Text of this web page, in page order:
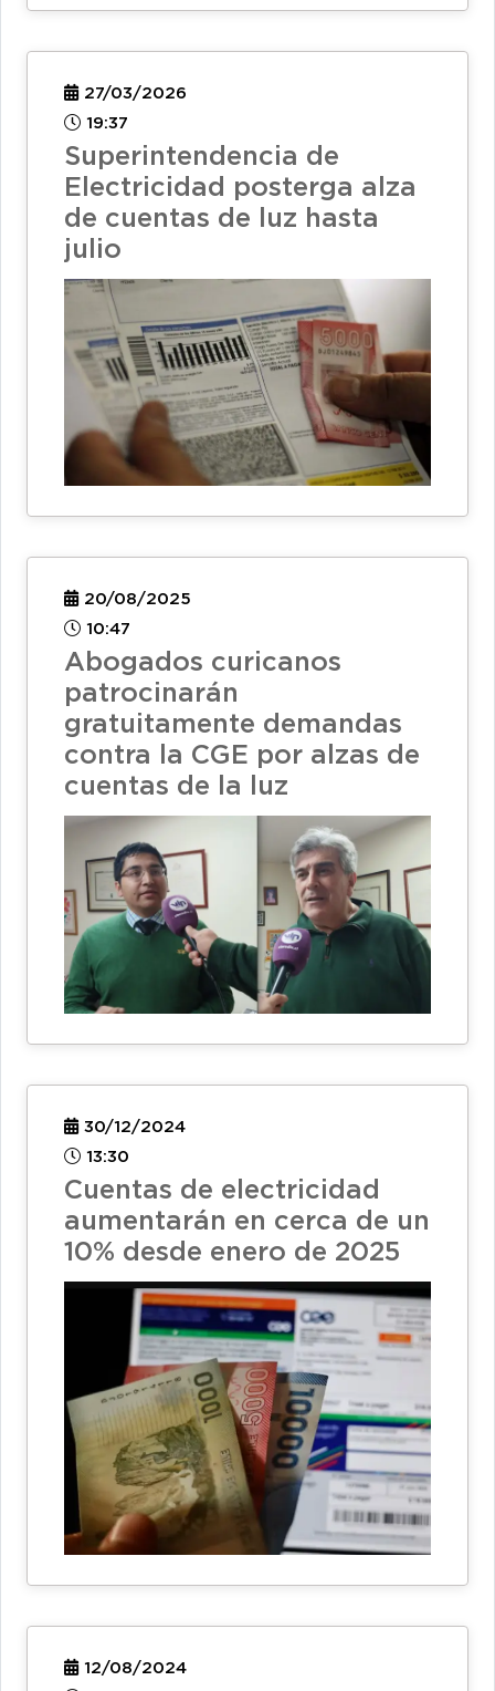
27/03/2026
19:37
Superintendencia de
Electricidad posterga alza
de cuentas de luz hasta
julio
20/08/2025
10:47
Abogados curicanos
patrocinarán
gratuitamente demandas
contra la CGE por alzas de
cuentas de la luz
30/12/2024
13:30
Cuentas de electricidad
aumentarán en cerca de un
10% desde enero de 2025
12/08/2024